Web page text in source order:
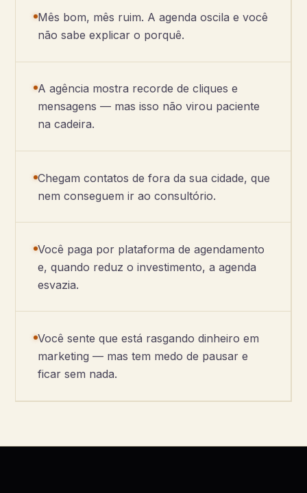
Mês bom, mês ruim. A agenda oscila e você
não sabe explicar o porquê.
A agência mostra recorde de cliques e
mensagens — mas isso não virou paciente
na cadeira.
Chegam contatos de fora da sua cidade, que
nem conseguem ir ao consultório.
Você paga por plataforma de agendamento
e, quando reduz o investimento, a agenda
esvazia.
Você sente que está rasgando dinheiro em
marketing — mas tem medo de pausar e
ficar sem nada.